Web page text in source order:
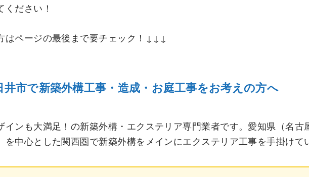
ださい！
はページの最後まで要チェック！↓↓↓
井市で新築外構工事・造成・お庭工事をお考えの方へ
ンも大満足！の新築外構・エクステリア専門業者です。愛知県（名古
中心とした関西圏で新築外構をメインにエクステリア工事を手掛けて